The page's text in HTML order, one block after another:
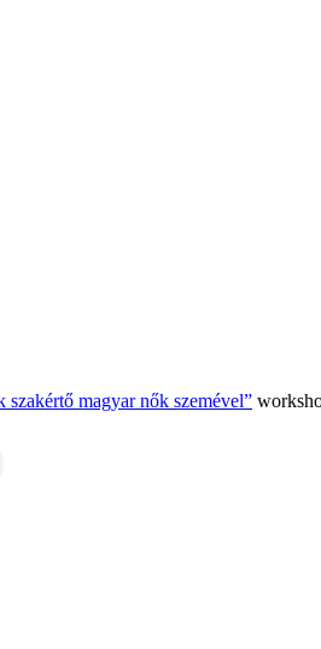
magyar nők szemével”